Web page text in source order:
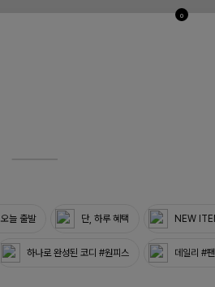
0
오늘 출발 단, 하루 혜택 NEW
하나로 완성된 코디 #원피스 데일리 #